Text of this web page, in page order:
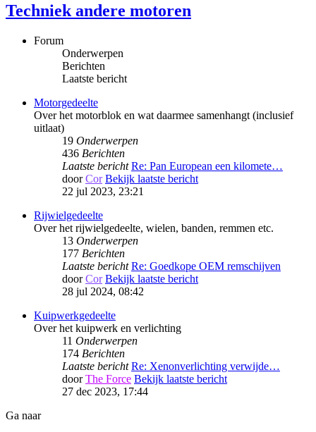
Techniek andere motoren
Forum
Onderwerpen
Berichten
Laatste bericht
Motorgedeelte
Over het motorblok en wat daarmee samenhangt (inclusief
uitlaat)
19 Onderwerpen
436 Berichten
Laatste bericht Re: Pan European een kilomete…
doorCor Bekijk laatste bericht
22 jul 2023, 23:21
Rijwielgedeelte
Over het rijwielgedeelte, wielen, banden, remmen etc.
13 Onderwerpen
177 Berichten
Laatste bericht Re: Goedkope OEM remschijven
doorCor Bekijk laatste bericht
28 jul 2024, 08:42
Kuipwerkgedeelte
Over het kuipwerk en verlichting
11 Onderwerpen
174 Berichten
Laatste bericht Re: Xenonverlichting verwijde…
doorThe Force Bekijk laatste bericht
27 dec 2023, 17:44
Ga naar